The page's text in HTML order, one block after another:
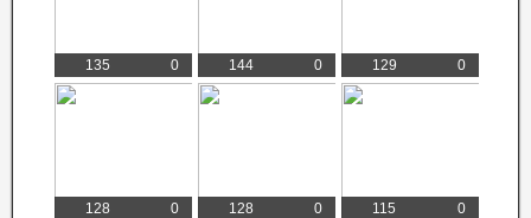
135 0 144 0 129 0
128 0 128 0 115 0